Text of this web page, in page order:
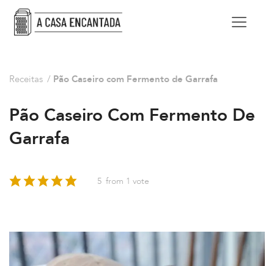
Receitas / Pão Caseiro com Fermento de Garrafa
Pão Caseiro Com Fermento De
Garrafa
5 from 1 vote